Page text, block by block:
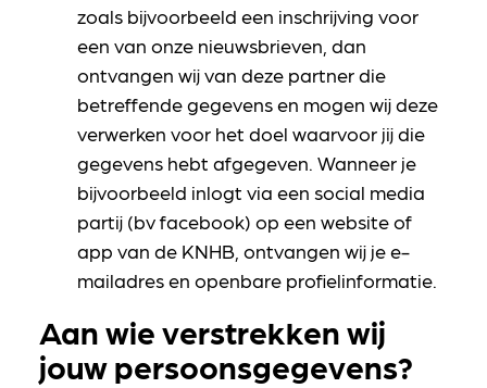
zoals bijvoorbeeld een inschrijving voor
een van onze nieuwsbrieven, dan
ontvangen wij van deze partner die
betreffende gegevens en mogen wij deze
verwerken voor het doel waarvoor jij die
gegevens hebt afgegeven. Wanneer je
bijvoorbeeld inlogt via een social media
partij (bv facebook) op een website of
app van de KNHB, ontvangen wij je e-
mailadres en openbare profielinformatie.
Aan wie verstrekken wij
jouw persoonsgegevens?